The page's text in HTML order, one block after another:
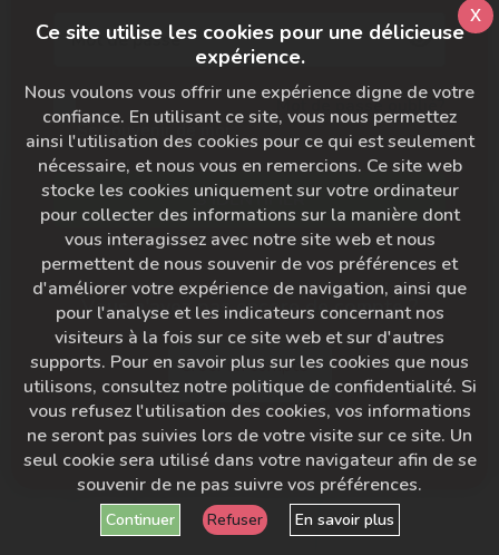
Se souvenir de moi
Mot de passe oublié?
S'IDENTIFIER
Vous n'avez pas encore de compte ?
Créer un compte
Ce site utilise les cookies pour une délicieuse
expérience.
Nous voulons vous offrir une expérience digne de votre
confiance. En utilisant ce site, vous nous permettez
ainsi l'utilisation des cookies pour ce qui est seulement
nécessaire, et nous vous en remercions. Ce site web
stocke les cookies uniquement sur votre ordinateur
pour collecter des informations sur la manière dont
vous interagissez avec notre site web et nous
permettent de nous souvenir de vos préférences et
d'améliorer votre expérience de navigation, ainsi que
pour l'analyse et les indicateurs concernant nos
visiteurs à la fois sur ce site web et sur d'autres
supports. Pour en savoir plus sur les cookies que nous
utilisons, consultez notre politique de confidentialité. Si
vous refusez l'utilisation des cookies, vos informations
ne seront pas suivies lors de votre visite sur ce site. Un
seul cookie sera utilisé dans votre navigateur afin de se
souvenir de ne pas suivre vos préférences.
Continuer Refuser En savoir plus
x